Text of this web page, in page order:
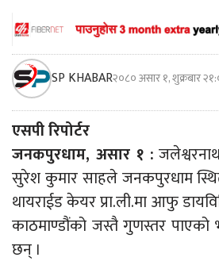
SP KHABAR२०८० असार १, शुक्रबार
एसपी रिपोर्टर
जनकपुरधाम, असार १ :
सुरेश कुमार साहले जनकपुरधाम
थायराईड केयर प्रा.ली.मा आफु
काठमाण्डौंको जस्तै गुणस्तर
छन् ।